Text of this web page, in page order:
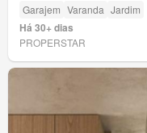
Garajem Varanda Jardim
Há 30+ dias
PROPERSTAR